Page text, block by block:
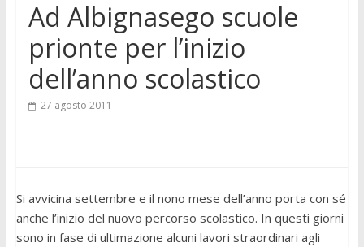
Ad Albignasego scuole
prionte per l’inizio
dell’anno scolastico
27 agosto 2011
Si avvicina settembre e il nono mese dell’anno porta con sé
anche l’inizio del nuovo percorso scolastico. In questi giorni
sono in fase di ultimazione alcuni lavori straordinari agli